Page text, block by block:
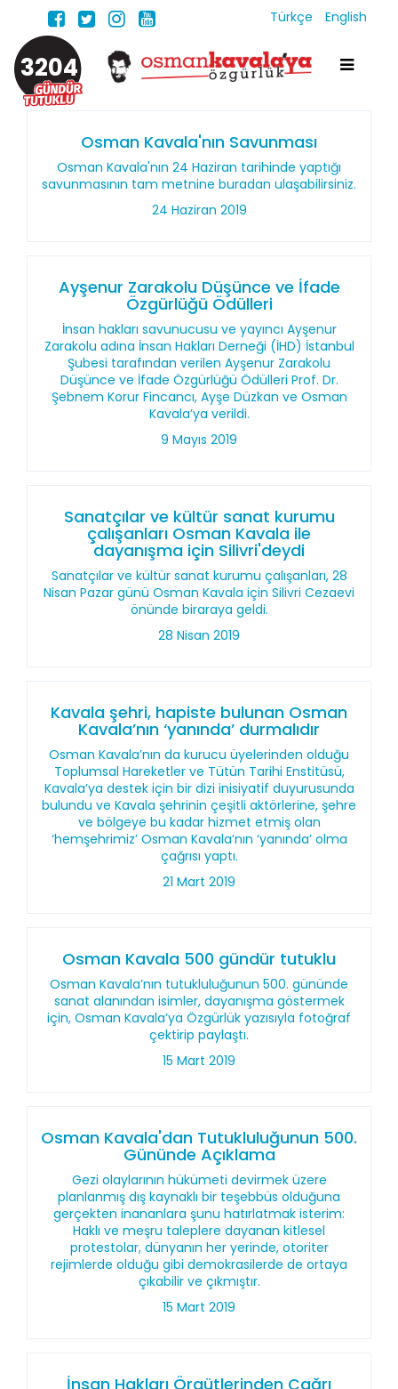
Türkçe English
3204
Osman Kavala'nın Savunması
Osman Kavala'nın 24 Haziran tarihinde yaptığı
savunmasının tam metnine buradan ulaşabilirsiniz.
24 Haziran 2019
Ayşenur Zarakolu Düşünce ve İfade
Özgürlüğü Ödülleri
İnsan hakları savunucusu ve yayıncı Ayşenur
Zarakolu adına İnsan Hakları Derneği (İHD) İstanbul
Şubesi tarafından verilen Ayşenur Zarakolu
Düşünce ve İfade Özgürlüğü Ödülleri Prof. Dr.
Şebnem Korur Fincancı, Ayşe Düzkan ve Osman
Kavala’ya verildi.
9 Mayıs 2019
Sanatçılar ve kültür sanat kurumu
çalışanları Osman Kavala ile
dayanışma için Silivri'deydi
Sanatçılar ve kültür sanat kurumu çalışanları, 28
Nisan Pazar günü Osman Kavala için Silivri Cezaevi
önünde biraraya geldi.
28 Nisan 2019
Kavala şehri, hapiste bulunan Osman
Kavala’nın ‘yanında’ durmalıdır
Osman Kavala’nın da kurucu üyelerinden olduğu
Toplumsal Hareketler ve Tütün Tarihi Enstitüsü,
Kavala’ya destek için bir dizi inisiyatif duyurusunda
bulundu ve Kavala şehrinin çeşitli aktörlerine, şehre
ve bölgeye bu kadar hizmet etmiş olan
‘hemşehrimiz’ Osman Kavala’nın ‘yanında’ olma
çağrısı yaptı.
21 Mart 2019
Osman Kavala 500 gündür tutuklu
Osman Kavala’nın tutukluluğunun 500. gününde
sanat alanından isimler, dayanışma göstermek
için, Osman Kavala’ya Özgürlük yazısıyla fotoğraf
çektirip paylaştı.
15 Mart 2019
Osman Kavala'dan Tutukluluğunun 500.
Gününde Açıklama
Gezi olaylarının hükümeti devirmek üzere
planlanmış dış kaynaklı bir teşebbüs olduğuna
gerçekten inananlara şunu hatırlatmak isterim:
Haklı ve meşru taleplere dayanan kitlesel
protestolar, dünyanın her yerinde, otoriter
rejimlerde olduğu gibi demokrasilerde de ortaya
çıkabilir ve çıkmıştır.
15 Mart 2019
İnsan Hakları Örgütlerinden Çağrı